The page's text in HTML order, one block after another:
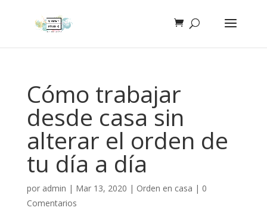
Cómo trabajar
desde casa sin
alterar el orden de
tu día a día
por admin | Mar 13, 2020 | Orden en casa | 0
Comentarios